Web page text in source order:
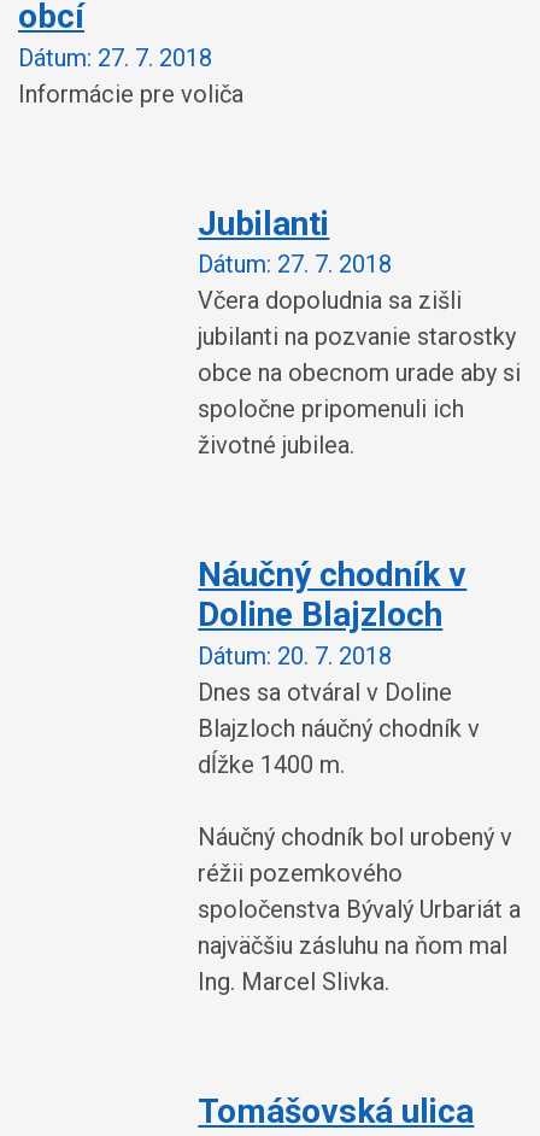
obcí
Dátum: 27. 7. 2018
Informácie pre voliča
Jubilanti
Dátum: 27. 7. 2018
Včera dopoludnia sa zišli
jubilanti na pozvanie starostky
obce na obecnom urade aby si
spoločne pripomenuli ich
životné jubilea.
Náučný chodník v
Doline Blajzloch
Dátum: 20. 7. 2018
Dnes sa otváral v Doline
Blajzloch náučný chodník v
dĺžke 1400 m.
Náučný chodník bol urobený v
réžii pozemkového
spoločenstva Bývalý Urbariát a
najväčšiu zásluhu na ňom mal
Ing. Marcel Slivka.
Tomášovská ulica